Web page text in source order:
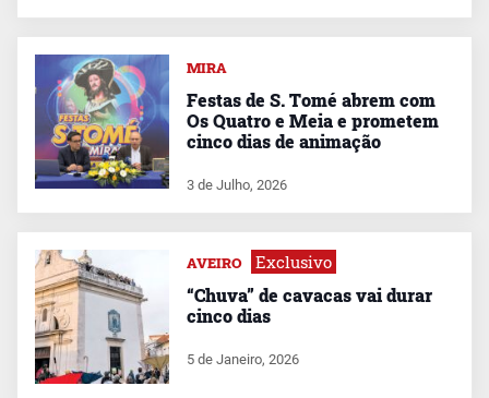
MIRA
Festas de S. Tomé abrem com
Os Quatro e Meia e prometem
cinco dias de animação
3 de Julho, 2026
AVEIRO Exclusivo
“Chuva” de cavacas vai durar
cinco dias
5 de Janeiro, 2026